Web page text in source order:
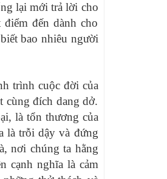
lại mới trả lời cho
đến dành cho
bao nhiêu người
trình cuộc đời của
cùng đích dang dở.
là tổn thương của
là trỗi dậy và đứng
nơi chúng ta hằng
cạnh nghĩa là cảm